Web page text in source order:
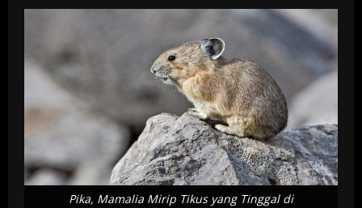
Pika, Mamalia Mirip Tikus yang Tinggal di